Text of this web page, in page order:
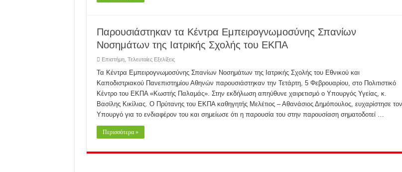
Παρουσιάστηκαν τα Κέντρα Εμπειρογνωμοσύνης Σπανίων
Νοσημάτων της Ιατρικής Σχολής του ΕΚΠΑ
Επιστήμη, Τελευταίες Εξελίξεις
Τα Κέντρα Εμπειρογνωμοσύνης Σπανίων Νοσημάτων της Ιατρικής Σχολής του Εθνικού και
Καποδιστριακού Πανεπιστημίου Αθηνών παρουσιάστηκαν την Τετάρτη, 5 Φεβρουαρίου, στο Πολιτιστικό
Κέντρο του ΕΚΠΑ «Κωστής Παλαμάς». Στην εκδήλωση απηύθυνε χαιρετισμό ο Υπουργός Υγείας, κ.
Βασίλης Κικίλιας. Ο Πρύτανης του ΕΚΠΑ καθηγητής Μελέτιος – Αθανάσιος Δημόπουλος, ευχαρίστησε τον
Υπουργό για το ενδιαφέρον του και σημείωσε ότι η παρουσία του στην παρουσίαση σηματοδοτεί …
Περισσότερα »